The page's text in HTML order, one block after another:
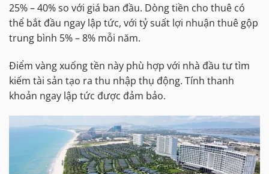
25% – 40% so với giá ban đầu. Dòng tiền cho thuê có
thể bắt đầu ngay lập tức, với tỷ suất lợi nhuận thuê gộp
trung bình 5% – 8% mỗi năm.
Điểm vàng xuống tền này phù hợp với nhà đầu tư tìm
kiếm tài sản tạo ra thu nhập thụ động. Tính thanh
khoản ngay lập tức được đảm bảo.